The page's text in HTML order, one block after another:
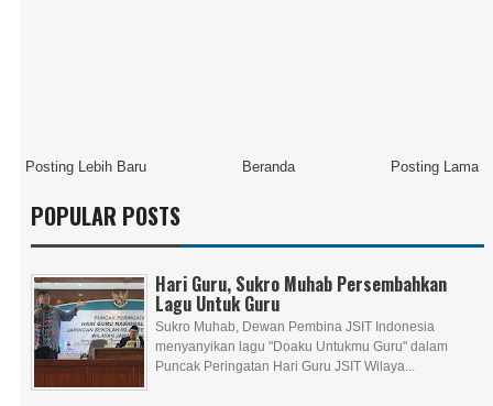
Posting Lebih Baru Posting Lama
Beranda
POPULAR POSTS
Hari Guru, Sukro Muhab Persembahkan
Lagu Untuk Guru
Sukro Muhab, Dewan Pembina JSIT Indonesia
menyanyikan lagu "Doaku Untukmu Guru" dalam
Puncak Peringatan Hari Guru JSIT Wilaya...